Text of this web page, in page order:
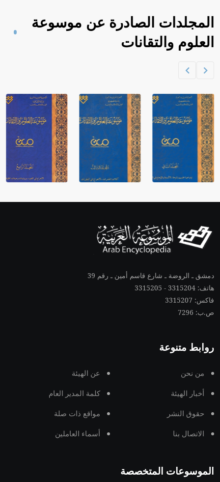
المجلدات الصادرة عن موسوعة
العلوم والتقانات
دمشق ـ الروضة ـ شارع قاسم أمين ـ رقم 39
هاتف: 3315204 - 3315205
فاكس: 3315207
ص.ب: 7296
روابط متنوعة
من نحن عن الهيئة
أخبار الهيئة كلمة المدير العام
حقوق النشر مواقع ذات صلة
الاتصال بنا أسماء العاملين
الموسوعات المتخصصة